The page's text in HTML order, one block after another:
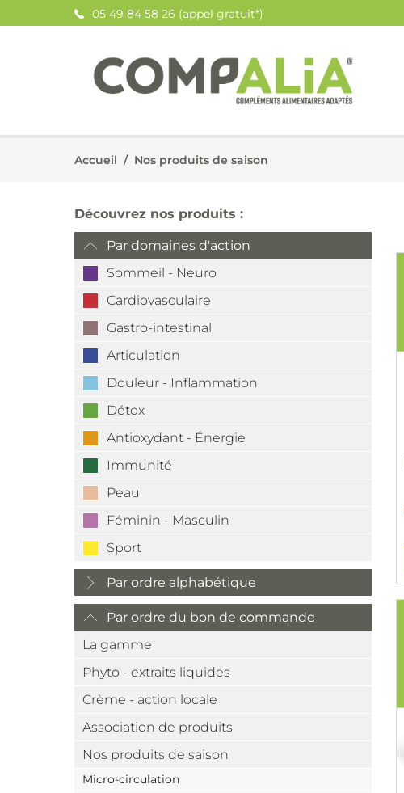
05 49 84 58 26 (appel gratuit*)
Accueil / Nos produits de saison
Découvrez nos produits :
Par domaines d'action
Sommeil - Neuro
Cardiovasculaire
Gastro-intestinal
Articulation
Douleur - Inflammation
Détox
Antioxydant - Énergie
Immunité
Peau
Féminin - Masculin
Sport
Par ordre alphabétique
Par ordre du bon de commande
La gamme
Phyto - extraits liquides
Crème - action locale
Association de produits
Nos produits de saison
Micro-circulation